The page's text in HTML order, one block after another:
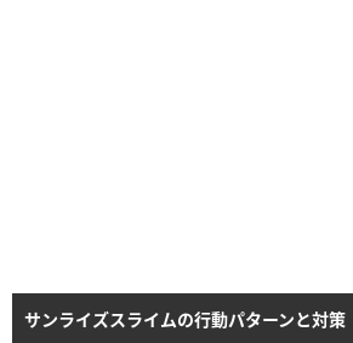
サンライズスライムの行動パターンと対策